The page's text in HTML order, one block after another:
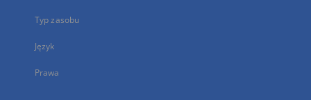
Typ zasobu
Język
Prawa